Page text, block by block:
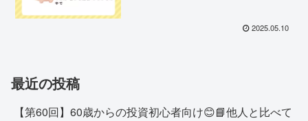
2025.05.10
最近の投稿
【第60回】60歳からの投資初心者向け😊📘他人と比べて